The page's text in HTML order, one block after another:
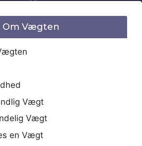
Om Vægten
Vægt
Vægt
en Vægt